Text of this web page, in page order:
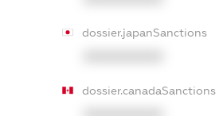
dossier.japanSanctions
dossier.canadaSanctions